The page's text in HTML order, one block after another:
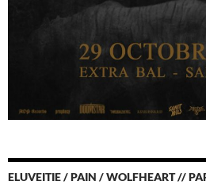
ELUVEITIE / PAIN / WOLFHEART //